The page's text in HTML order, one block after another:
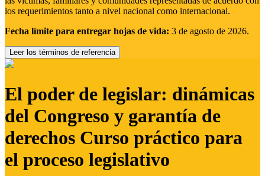
los requerimientos tanto a nivel nacional como internacional.
Fecha límite para entregar hojas de vida: 3 de agosto de 2026.
Leer los términos de referencia
El poder de legislar: dinámicas
del Congreso y garantía de
derechos Curso práctico para
el proceso legislativo